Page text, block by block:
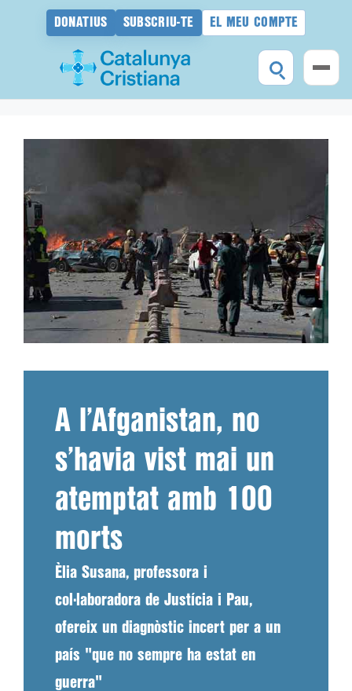
DONATIUS SUBSCRIU-TE EL MEU COMPTE
A l’Afganistan, no
s’havia vist mai un
atemptat amb 100
morts
Èlia Susana, professora i
col·laboradora de Justícia i Pau,
ofereix un diagnòstic incert per a un
país "que no sempre ha estat en
guerra"